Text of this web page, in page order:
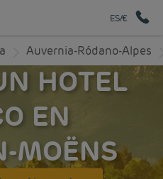
ES/€
Auvernia-Ródano-Alpes
HOTEL
EN
MOËNS